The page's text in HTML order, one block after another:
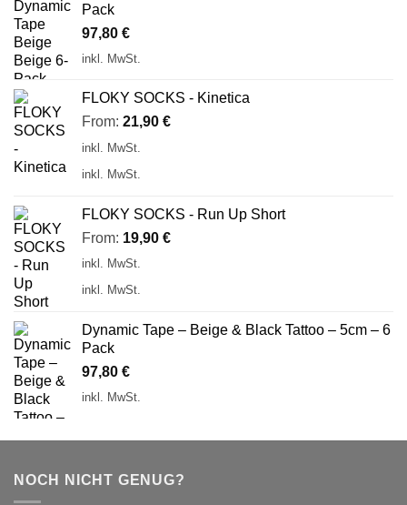
Pack
97,80 €
inkl. MwSt.
FLOKY SOCKS - Kinetica
From: 21,90 €
inkl. MwSt.
inkl. MwSt.
FLOKY SOCKS - Run Up Short
From: 19,90 €
inkl. MwSt.
inkl. MwSt.
Dynamic Tape – Beige & Black Tattoo – 5cm – 6
Pack
97,80 €
inkl. MwSt.
NOCH NICHT GENUG?